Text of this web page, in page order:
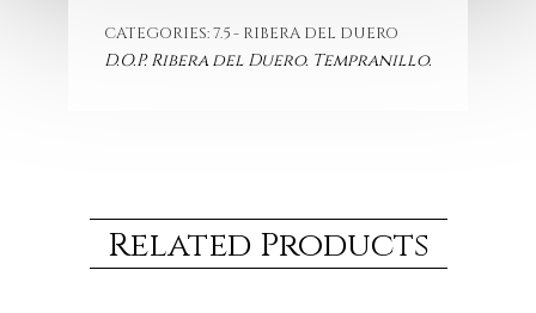
CATEGORIES:7.5 - RIBERA DEL DUERO
D.O.P. Ribera del Duero. Tempranillo.
Related Products